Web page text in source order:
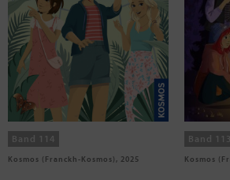
Sol, Mira
Die drei !!!, 114, Schmetterlinge in
Gefahr
Band 114
Kosmos (Franckh-Kosmos), 2025
Vogel,
Die drei
Band 113
Kosmos